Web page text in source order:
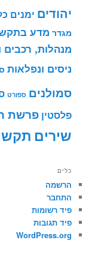
יהודים ימנים
מגדר מדע
מנהלות, רכבים
ניסים ונפלאות
סמולנים ספורט
פלסטין פרשת
שירים
כלים
הרשמה
התחבר
פיד רשומות
פיד תגובות
WordPress.org